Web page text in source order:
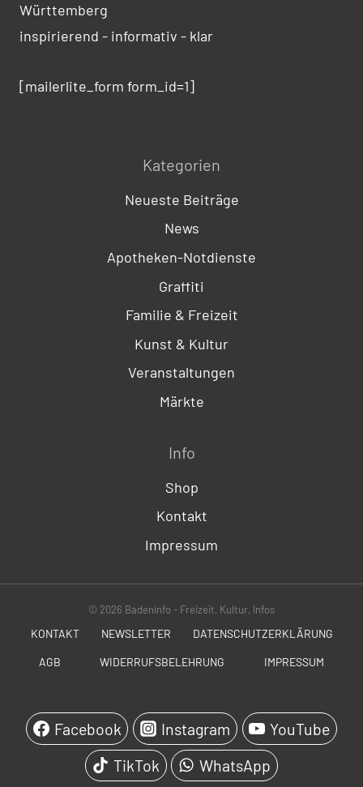
Württemberg
inspirierend - informativ - klar
[mailerlite_form form_id=1]
Kategorien
Neueste Beiträge
News
Apotheken-Notdienste
Graffiti
Familie & Freizeit
Kunst & Kultur
Veranstaltungen
Märkte
Info
Shop
Kontakt
Impressum
© 2026 Badeninfo - Freizeit, Kultur, Infos
KONTAKT NEWSLETTER DATENSCHUTZERKLÄRUNG
AGB WIDERRUFSBELEHRUNG IMPRESSUM
Facebook Instagram
YouTube
TikTok
WhatsApp